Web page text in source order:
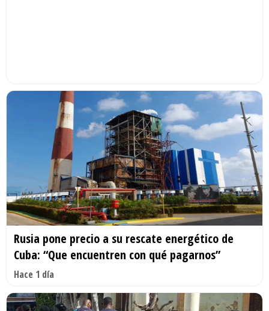
Rusia pone precio a su rescate energético de
Cuba: “Que encuentren con qué pagarnos”
Hace 1 día